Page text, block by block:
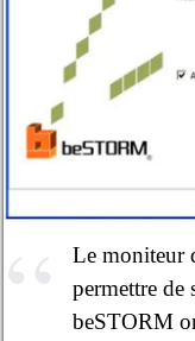
Le moniteur
permettre de
beSTORM